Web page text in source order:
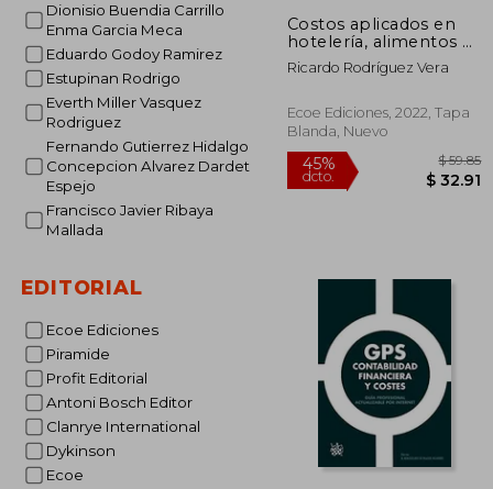
Dionisio Buendia Carrillo
Enma Garcia Meca
Eduardo Godoy Ramirez
Estupinan Rodrigo
Everth Miller Vasquez
Rodriguez
Fernando Gutierrez Hidalgo
Concepcion Alvarez Dardet
Espejo
Francisco Javier Ribaya
Mallada
EDITORIAL
Ecoe Ediciones
Piramide
Profit Editorial
Antoni Bosch Editor
Clanrye International
Dykinson
Ecoe
Costos aplicados en
hotelería, alimentos y
bebidas - 5ta edición
Ricardo Rodríguez Vera
Ecoe Ediciones, 2022, Tapa
Blanda, Nuevo
45%
dcto.